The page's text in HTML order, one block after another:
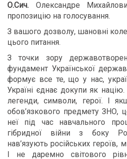
О.Сич. Олександре
пропозицію на голосування.
З вашого дозволу, шановні
цього питання.
З точки зору
фундамент Української
формує все те, що у нас,
Україні єднає докупи як
легенди, символи, герої. І
обов’язкового предмету ЗНО,
неї під час навчального
гібридної війни з боку
нав’язують російських героїв,
І не даремно світового